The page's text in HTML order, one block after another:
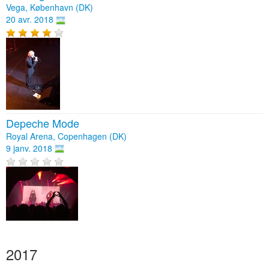
Vega, København (DK)
20 avr. 2018
Depeche Mode
Royal Arena, Copenhagen (DK)
9 janv. 2018
2017